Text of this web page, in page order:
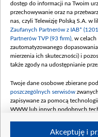
dostęp do informacji na Twoim
przechowywanie oraz na
nas, czyli Telewizję Polską S.A. w
Zaufanych Partnerów z IAB*
Partnerów TVP (93 firm) , w
zautomatyzowanego
mierzenia ich skuteczności) i
także zgody na udostępnianie
Twoje dane osobowe zbierane
poszczególnych serwisów
zapisywane za pomocą
WWW lub innych podobnych
Akceptuję i